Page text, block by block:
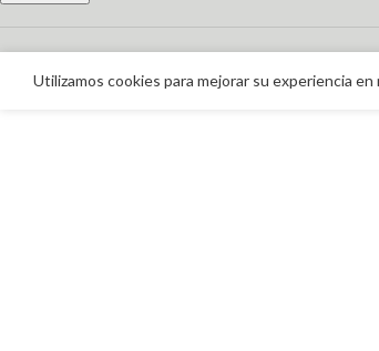
Utilizamos cookies para mejorar su experiencia